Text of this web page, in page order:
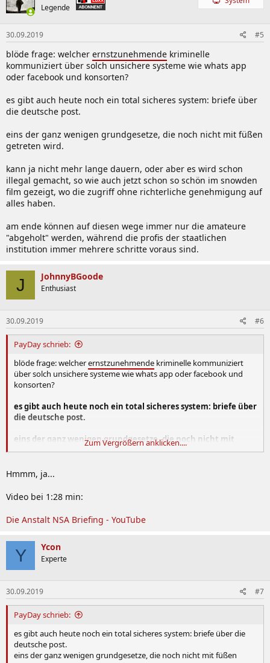
Legende
30.09.2019 #5
blöde frage: welcher ernstzunehmende kriminelle
kommuniziert über solch unsichere systeme wie whats app
oder facebook und konsorten?
es gibt auch heute noch ein total sicheres system: briefe über
die deutsche post.
eins der ganz wenigen grundgesetze, die noch nicht mit füßen
getreten wird.
kann ja nicht mehr lange dauern, oder aber es wird schon
illegal gemacht, so wie auch jetzt schon so schön im snowden
film gezeigt, wo die zugriff ohne richterliche genehmigung auf
alles haben.
am ende können auf diesen wege immer nur die amateure
"abgeholt" werden, während die profis der staatlichen
institution immer mehrere schritte voraus sind.
J JohnnyBGoode
Enthusiast
30.09.2019 #6
PayDay schrieb:
blöde frage: welcherernstzunehmende kriminelle kommuniziert
über solch unsichere systeme wie whats app oder facebook und
konsorten?
es gibt auch heute noch ein total sicheres system: briefe über
die deutsche post.
eins der ganz wenigen grundgesetze, die noch nicht mit
füßen getreten wird.[...]
Zum Vergrößern anklicken....
Hmmm, ja...
Video bei 1:28 min:
Die Anstalt NSA Briefing - YouTube
Y Ycon
Experte
30.09.2019 #7
PayDay schrieb:
es gibt auch heute noch ein total sicheres system: briefe über die
deutsche post.
eins der ganz wenigen grundgesetze, die noch nicht mit füßen